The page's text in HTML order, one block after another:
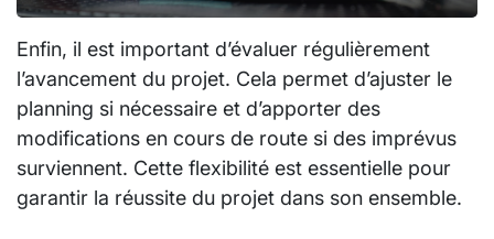
Enfin, il est important d’évaluer régulièrement
l’avancement du projet. Cela permet d’ajuster le
planning si nécessaire et d’apporter des
modifications en cours de route si des imprévus
surviennent. Cette flexibilité est essentielle pour
garantir la réussite du projet dans son ensemble.